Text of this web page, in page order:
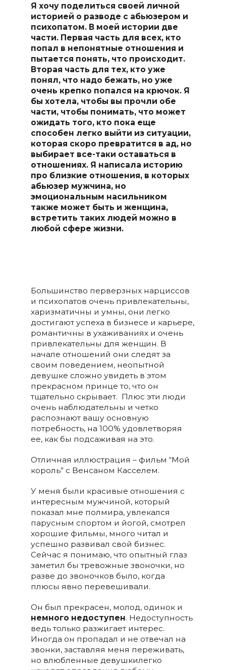
Я хочу поделиться своей личной
историей о разводе с абьюзером и
психопатом. В моей истории две
части. Первая часть для всех, кто
попал в непонятные отношения и
пытается понять, что происходит.
Вторая часть для тех, кто уже
понял, что надо бежать, но уже
очень крепко попался на крючок. Я
бы хотела, чтобы вы прочли обе
части, чтобы понимать, что может
ожидать того, кто пока еще
способен легко выйти из ситуации,
которая скоро превратится в ад, но
выбирает все-таки оставаться в
отношениях. Я написала историю
про близкие отношения, в которых
абьюзер мужчина, но
эмоциональным насильником
также может быть и женщина,
встретить таких людей можно в
любой сфере жизни.
Большинство перверзных нарциссов
и психопатов очень привлекательны,
харизматичны и умны, они легко
достигают успеха в бизнесе и карьере,
романтичны в ухаживаниях и очень
привлекательны для женщин. В
начале отношений они следят за
своим поведением, неопытной
девушке сложно увидеть в этом
прекрасном принце то, что он
тщательно скрывает. Плюс эти люди
очень наблюдательны и четко
распознают вашу основную
потребность, на 100% удовлетворяя
ее, как бы подсаживая на это.
Отличная иллюстрация – фильм “Мой
король” с Венсаном Касселем.
У меня были красивые отношения с
интересным мужчиной, который
показал мне полмира, увлекался
парусным спортом и йогой, смотрел
хорошие фильмы, много читал и
успешно развивал свой бизнес.
Сейчас я понимаю, что опытный глаз
заметил бы тревожные звоночки, но
разве до звоночков было, когда
плюсы явно перевешивали.
Он был прекрасен, молод, одинок и
немного недоступен. Недоступность
ведь только разжигает интерес.
Иногда он пропадал и не отвечал на
звонки, заставляя меня переживать,
но влюбленные девушкилегко